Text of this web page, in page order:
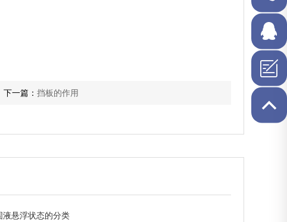
下一篇： 挡板的作用
液悬浮状态的分类
在线QQ